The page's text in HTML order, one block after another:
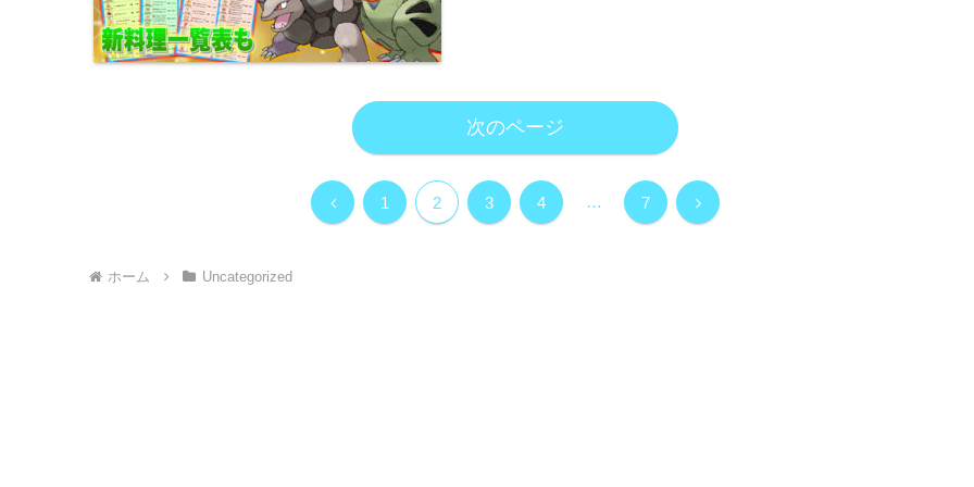
次のページ
前 1 2 3 4 … 7 次
ホーム Uncategorized